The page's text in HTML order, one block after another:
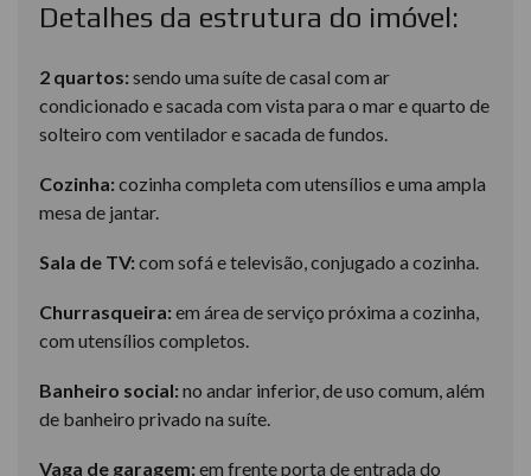
Detalhes da estrutura do imóvel:
2 quartos:sendo uma suíte de casal com ar
condicionado e sacada com vista para o mar e quarto de
solteiro com ventilador e sacada de fundos.
Cozinha:cozinha completa com utensílios e uma ampla
mesa de jantar.
Sala de TV:com sofá e televisão, conjugado a cozinha.
Churrasqueira:em área de serviço próxima a cozinha,
com utensílios completos.
Banheiro social:no andar inferior, de uso comum, além
de banheiro privado na suíte.
Vaga de garagem:em frente porta de entrada do